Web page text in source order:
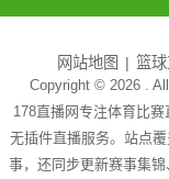
网站地图 篮
Copyright © 2026 .
178直播网专注体育比
无插件直播服务。站点
事，还同步更新赛事集